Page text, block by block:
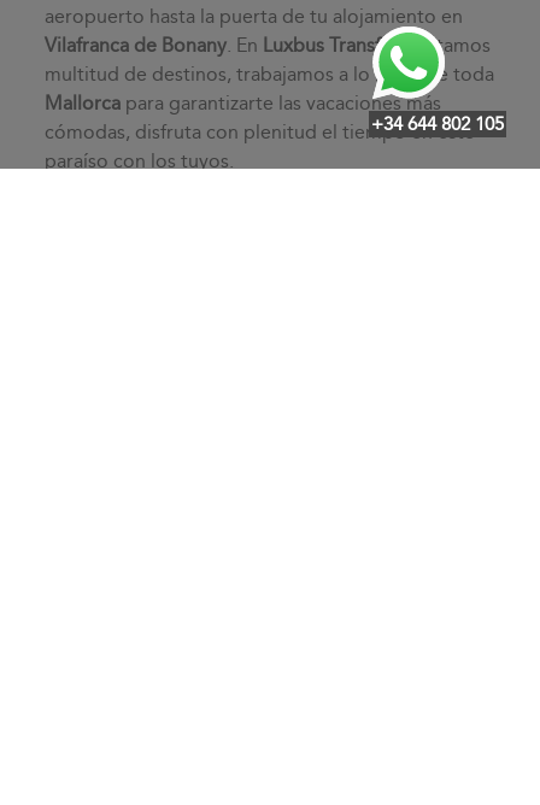
+34 644 802 105
aeropuerto hasta la puerta de tu alojamiento en
Vilafranca de Bonany . En Luxbus Transfers
tratamos
multitud de destinos, trabajamos a lo largo de toda
Mallorca para garantizarte las vacaciones más
cómodas, disfruta con plenitud el tiempo en este
paraíso con los tuyos.